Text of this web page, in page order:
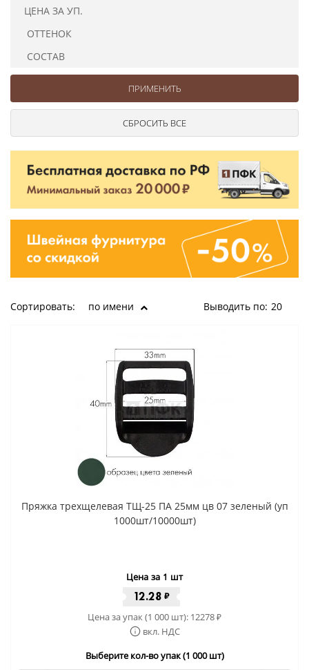
ЦЕНА ЗА УП.
ОТТЕНОК
СОСТАВ
Сортировать: по имени Выводить по: 20
Пряжка трехщелевая ТЩ-25 ПА 25мм цв 07 зеленый (уп
1000шт/10000шт)
Цена за 1 шт
12.28 ₽
Цена за упак (1 000 шт): 12278₽
вкл. НДС
Выберите кол-во упак (1 000 шт)
Ушковые
Цепочки шарики с замком
Ткани
Сумочная фурнитура